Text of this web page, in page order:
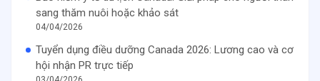
sang thăm nuôi hoặc khảo sát
04/04/2026
Tuyển dụng điều dưỡng Canada 2026: Lương cao và cơ
hội nhận PR trực tiếp